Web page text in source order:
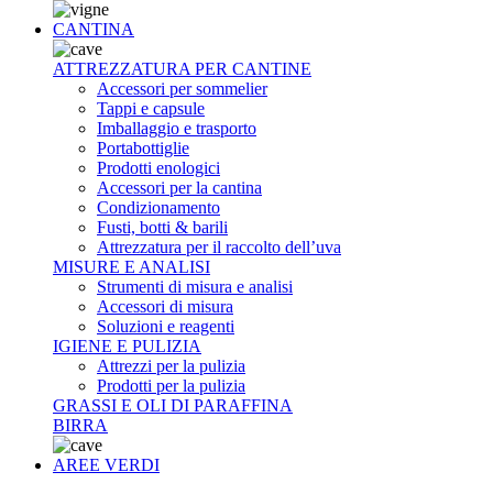
CANTINA
ATTREZZATURA PER CANTINE
Accessori per sommelier
Tappi e capsule
Imballaggio e trasporto
Portabottiglie
Prodotti enologici
Accessori per la cantina
Condizionamento
Fusti, botti & barili
Attrezzatura per il raccolto dell’uva
MISURE E ANALISI
Strumenti di misura e analisi
Accessori di misura
Soluzioni e reagenti
IGIENE E PULIZIA
Attrezzi per la pulizia
Prodotti per la pulizia
GRASSI E OLI DI PARAFFINA
BIRRA
AREE VERDI